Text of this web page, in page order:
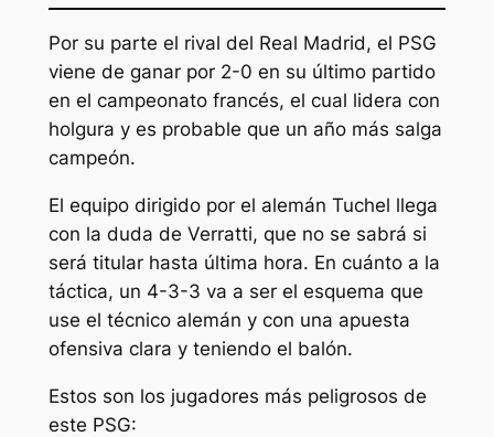
Por su parte el rival del Real Madrid, el PSG
viene de ganar por 2-0 en su último partido
en el campeonato francés, el cual lidera con
holgura y es probable que un año más salga
campeón.
El equipo dirigido por el alemán Tuchel llega
con la duda de Verratti, que no se sabrá si
será titular hasta última hora. En cuánto a la
táctica, un 4-3-3 va a ser el esquema que
use el técnico alemán y con una apuesta
ofensiva clara y teniendo el balón.
Estos son los jugadores más peligrosos de
este PSG: